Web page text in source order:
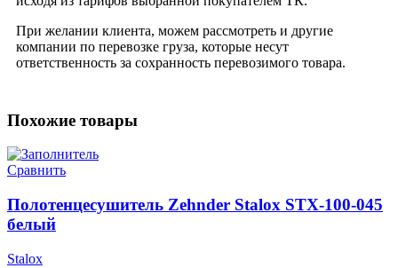
При желании клиента, можем рассмотреть и другие
компании по перевозке груза, которые несут
ответственность за сохранность перевозимого товара.
Похожие товары
Сравнить
Полотенцесушитель Zehnder Stalox STX-100-045
белый
Stalox